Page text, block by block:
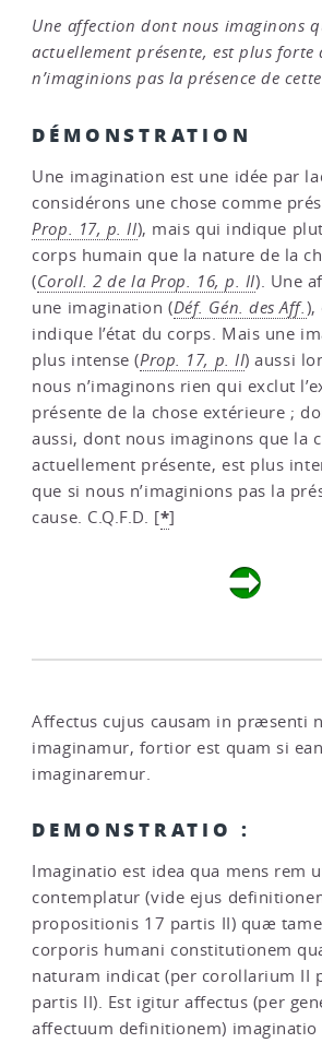
Une affection dont nous imaginons
actuellement présente, est plus forte
n’imaginions pas la présence de
DÉMONSTRATION
Une imagination est une idée par
considérons une chose comme
Prop. 17, p. II), mais qui indique
corps humain que la nature de la
(Coroll. 2 de la Prop. 16, p. II). Une
une imagination (Déf. Gén. des Aff. ),
indique l’état du corps. Mais une
plus intense (Prop. 17, p. II) aussi
nous n’imaginons rien qui exclut
présente de la chose extérieure ;
aussi, dont nous imaginons que la
actuellement présente, est plus
que si nous n’imaginions pas la
cause. C.Q.F.D. [*]
Affectus cujus causam in præsenti
imaginamur, fortior est quam si
imaginaremur.
DEMONSTRATIO :
Imaginatio est idea qua mens rem
contemplatur (vide ejus
propositionis 17 partis II) quæ
corporis humani constitutionem
naturam indicat (per corollarium II
partis II). Est igitur affectus (per
affectuum definitionem) imaginatio